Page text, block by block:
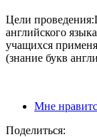
Цели
английского
учащихся
(знание букв
Мне
Поделиться: